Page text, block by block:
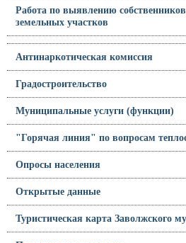
Работа по выявлению
земельных участков
Антинаркотическая комиссия
Градостроительство
Муниципальные услуги (функции)
"Горячая линия" по вопросам
Опросы населения
Открытые данные
Туристическая карта Заволжского